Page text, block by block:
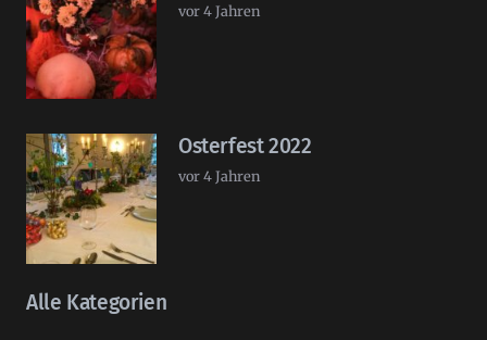
vor 4 Jahren
Osterfest 2022
vor 4 Jahren
Alle Kategorien